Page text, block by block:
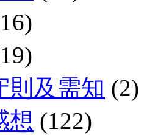
則及需知 (2)
想 (122)